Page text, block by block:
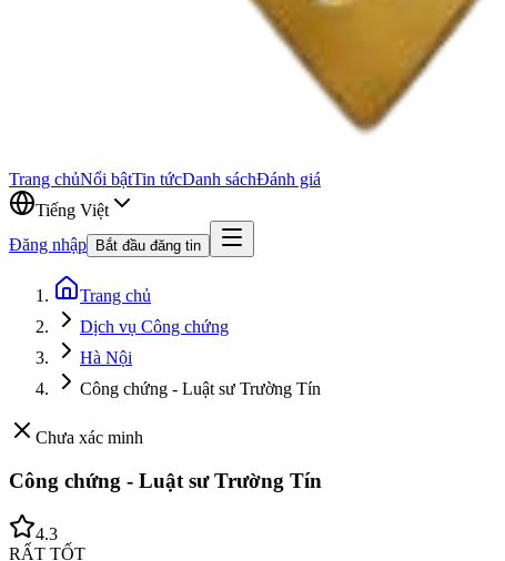
Trang chủNổi bậtTin tứcDanh sáchĐánh giá
Tiếng Việt
Đăng nhập
Bắt đầu đăng tin
Trang chủ
Dịch vụ Công chứng
Hà Nội
Công chứng - Luật sư Trường Tín
Chưa xác minh
Công chứng - Luật sư Trường Tín
4.3
RẤT TỐT